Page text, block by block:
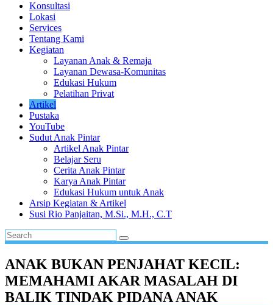
Konsultasi
Lokasi
Services
Tentang Kami
Kegiatan
Layanan Anak & Remaja
Layanan Dewasa-Komunitas
Edukasi Hukum
Pelatihan Privat
Artikel
Pustaka
YouTube
Sudut Anak Pintar
Artikel Anak Pintar
Belajar Seru
Cerita Anak Pintar
Karya Anak Pintar
Edukasi Hukum untuk Anak
Arsip Kegiatan & Artikel
Susi Rio Panjaitan, M.Si., M.H., C.T
ANAK BUKAN PENJAHAT KECIL:
MEMAHAMI AKAR MASALAH DI
BALIK TINDAK PIDANA ANAK